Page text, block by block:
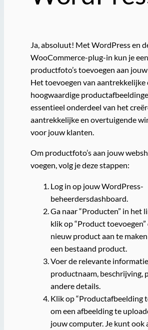
Ja, absoluut! Met WordPress en
WooCommerce-plug-in kun je
productfoto’s toevoegen aan
Het toevoegen van aantrekkelijke
hoogwaardige
essentieel onderdeel van het
aantrekkelijke en overtuigende
voor jouw klanten.
Om productfoto’s aan jouw
voegen, volg je deze stappen:
Log in op jouw WordPress-
beheerdersdashboard.
Ga naar “Producten” in het
klik op “Product toevoegen”
nieuw product aan te
een bestaand product.
Voer de relevante
productnaam, beschrijving,
andere details.
Klik op “Productafbeelding
om een afbeelding te
jouw computer. Je kunt ook